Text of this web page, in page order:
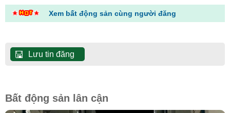
Xem bất động sản cùng người đăng
Lưu tin đăng
Bất động sản lân cận